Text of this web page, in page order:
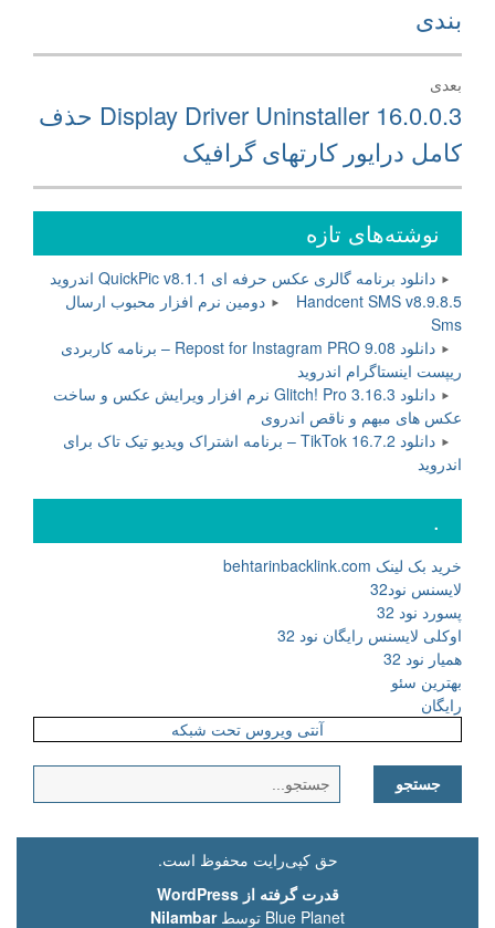
بندی
بعدی
نوشته
بعدی:
Display Driver Uninstaller 16.0.0.3 حذف
کامل درایور کارتهای گرافیک
نوشته‌های تازه
دانلود برنامه گالری عکس حرفه ای QuickPic v8.1.1 اندروید
Handcent SMS v8.9.8.5 دومین نرم افزار محبوب ارسال
Sms
دانلود Repost for Instagram PRO 9.08 – برنامه کاربردی
ریپست اینستاگرام اندروید
دانلود Glitch! Pro 3.16.3 نرم افزار ویرایش عکس و ساخت
عکس های مبهم و ناقص اندروی
دانلود TikTok 16.7.2 – برنامه اشتراک ویدیو تیک تاک برای
اندروید
.
خرید بک لینک behtarinbacklink.com
لایسنس نود32
پسورد نود 32
اوکلی لایسنس رایگان نود 32
همیار نود 32
بهترین سئو
رایگان
آنتی ویروس تحت شبکه
برای:
حق کپی‌رایت محفوظ است.
قدرت گرفته از WordPress
Blue Planet توسط
Nilambar